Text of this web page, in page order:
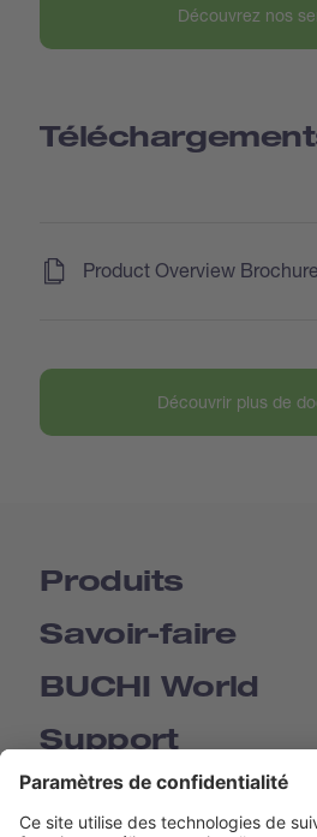
Découvrez nos
Product Overview
Découvrir plus de
Produits
Savoir-faire
BUCHI World
Support
Shop